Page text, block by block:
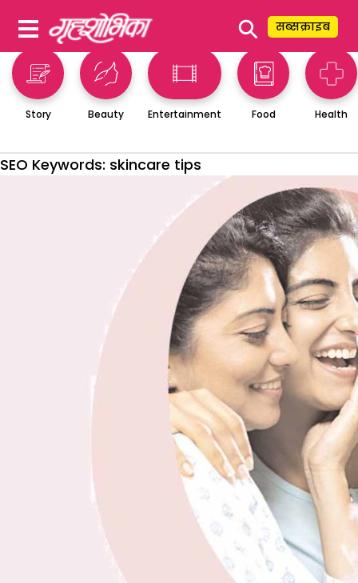
⚲ सब्सक्राइब
Story Beauty Entertainment Food Health
SEO Keywords: skincare tips